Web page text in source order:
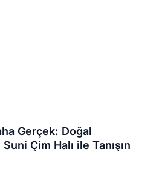
Gerçek: Doğal
Çim Halı ile Tanışın